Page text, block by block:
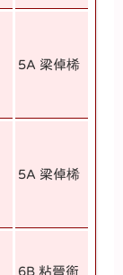
5A 梁倬桸
5A 梁倬桸
6B 粘晉銜